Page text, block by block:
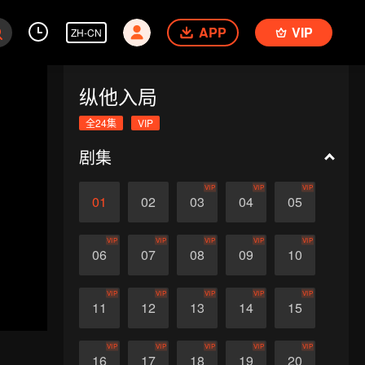
ZH-CN APP VIP
纵他入局
全24集 VIP
剧集
01 02 03
VIP
04
VIP
05
VIP
06
VIP
07
VIP
08
VIP
09
VIP
10
VIP
11
VIP
12
VIP
13
VIP
14
VIP
15
VIP
16
VIP
17
VIP
18
VIP
19
VIP
20
VIP